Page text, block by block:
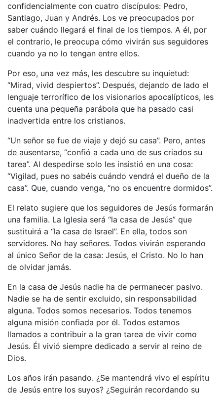
confidencialmente con cuatro discípulos: Pedro,
Santiago, Juan y Andrés. Los ve preocupados por
saber cuándo llegará el final de los tiempos. A él, por
el contrario, le preocupa cómo vivirán sus seguidores
cuando ya no lo tengan entre ellos.
Por eso, una vez más, les descubre su inquietud:
“Mirad, vivid despiertos”. Después, dejando de lado el
lenguaje terrorífico de los visionarios apocalípticos, les
cuenta una pequeña parábola que ha pasado casi
inadvertida entre los cristianos.
“Un señor se fue de viaje y dejó su casa”. Pero, antes
de ausentarse, “confió a cada uno de sus criados su
tarea”. Al despedirse solo les insistió en una cosa:
“Vigilad, pues no sabéis cuándo vendrá el dueño de la
casa”. Que, cuando venga, “no os encuentre dormidos”.
El relato sugiere que los seguidores de Jesús formarán
una familia. La Iglesia será “la casa de Jesús” que
sustituirá a “la casa de Israel”. En ella, todos son
servidores. No hay señores. Todos vivirán esperando
al único Señor de la casa: Jesús, el Cristo. No lo han
de olvidar jamás.
En la casa de Jesús nadie ha de permanecer pasivo.
Nadie se ha de sentir excluido, sin responsabilidad
alguna. Todos somos necesarios. Todos tenemos
alguna misión confiada por él. Todos estamos
llamados a contribuir a la gran tarea de vivir como
Jesús. Él vivió siempre dedicado a servir al reino de
Dios.
Los años irán pasando. ¿Se mantendrá vivo el espíritu
de Jesús entre los suyos? ¿Seguirán recordando su